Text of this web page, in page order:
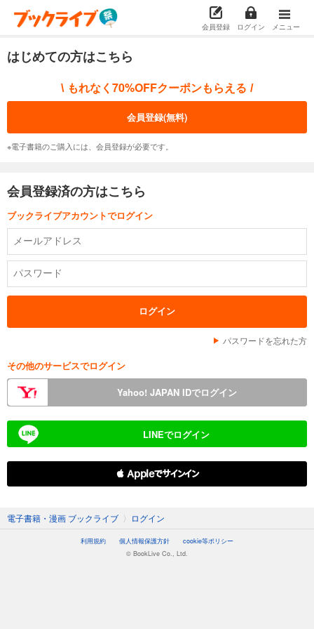
会員登録 ログイン メニュー
はじめての方はこちら
\ もれなく70%OFFクーポンもらえる /
会員登録(無料)
※電子書籍のご購入には、会員登録が必要です。
会員登録済の方はこちら
ブックライブアカウントでログイン
パスワードを忘れた方
その他のサービスでログイン
Yahoo! JAPAN IDでログイン
LINEでログイン
 Appleでサインイン
電子書籍・漫画 ブックライブ 〉 ログイン
利用規約 個人情報保護方針
cookie等ポリシー
© BookLive Co., Ltd.